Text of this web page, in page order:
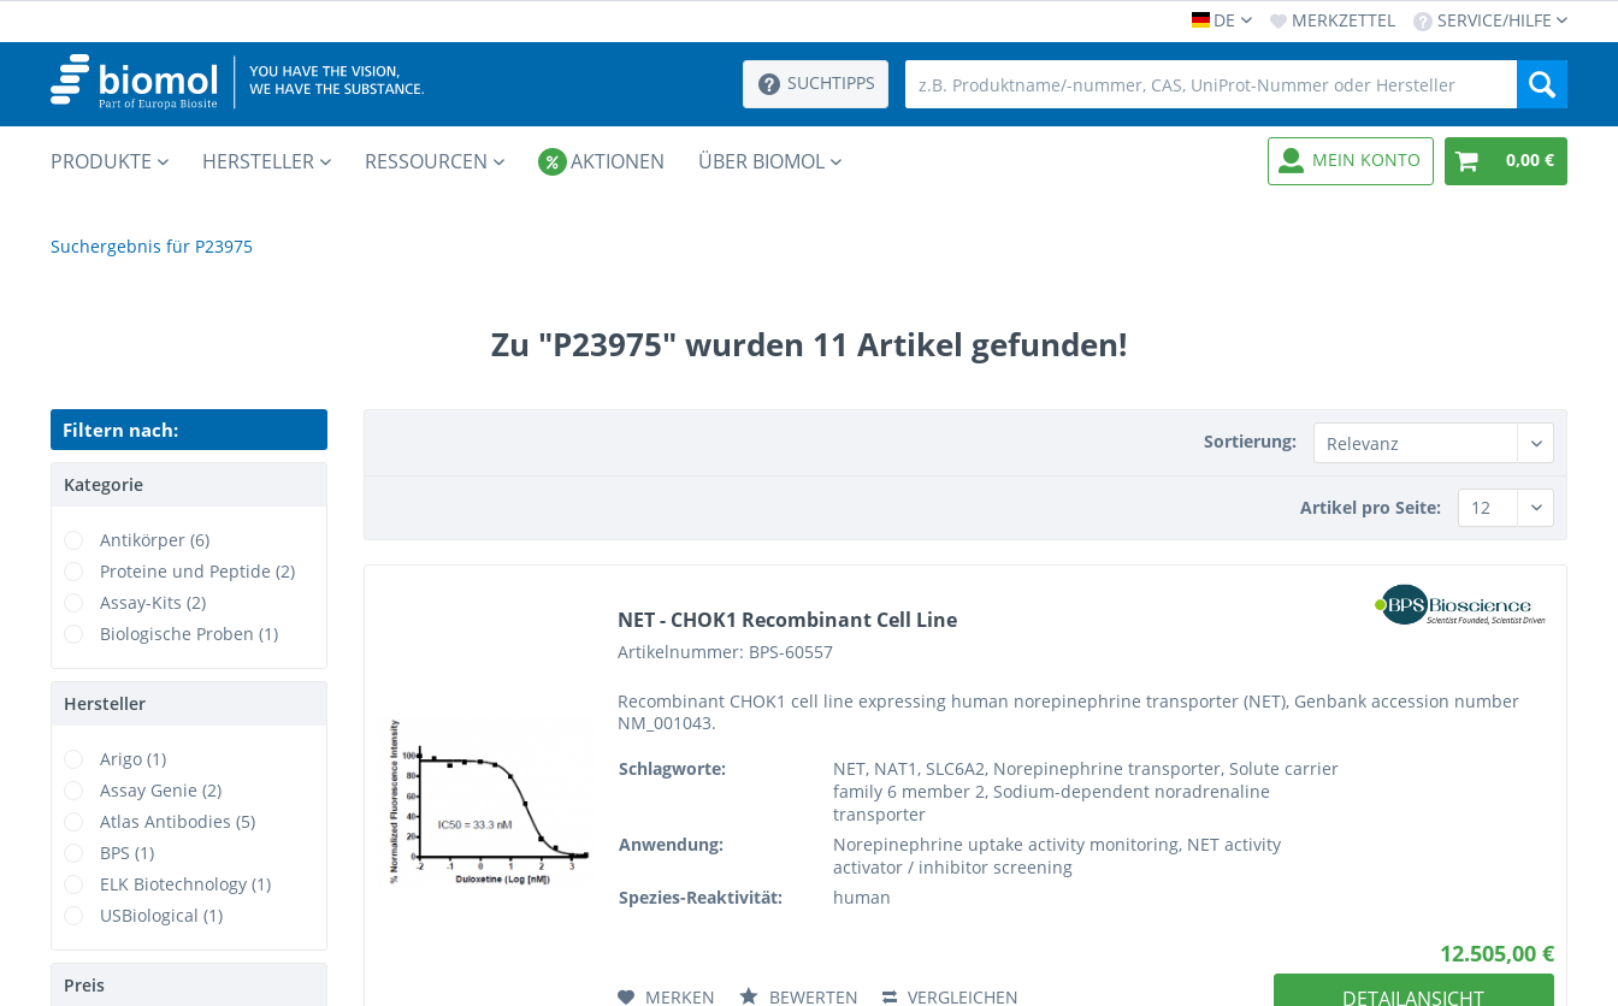
DE MERKZETTEL SERVICE/HILFE
SUCHTIPPS
PRODUKTE HERSTELLER RESSOURCEN AKTIONEN ÜBER BIOMOL MEIN KONTO 0,00 €
Suchergebnis für P23975
Zu "P23975" wurden 11 Artikel gefunden!
Filtern nach:
Kategorie
Antikörper (6)
Proteine und Peptide (2)
Assay-Kits (2)
Biologische Proben (1)
Hersteller
Arigo (1)
Assay Genie (2)
Atlas Antibodies (5)
BPS (1)
ELK Biotechnology (1)
USBiological (1)
Preis
Sortierung:
Artikel pro Seite:
NET - CHOK1 Recombinant Cell Line
Artikelnummer: BPS-60557
Recombinant CHOK1 cell line expressing human norepinephrine transporter (NET), Genbank accession number
NM_001043.
Schlagworte:
NET, NAT1, SLC6A2, Norepinephrine transporter, Solute carrier
family 6 member 2, Sodium-dependent noradrenaline
transporter
Anwendung:
Norepinephrine uptake activity monitoring, NET activity
activator / inhibitor screening
Spezies-Reaktivität:
human
12.505,00 €
DETAILANSICHT
VERGLEICHEN
BEWERTEN
MERKEN